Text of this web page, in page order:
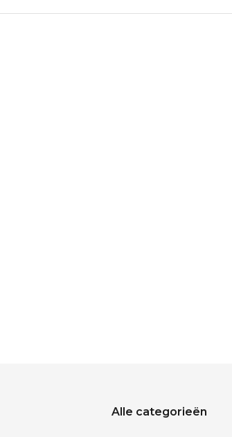
Alle categorieën